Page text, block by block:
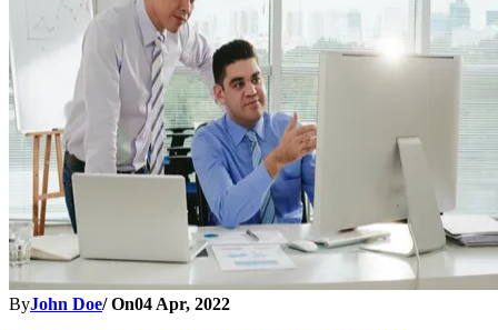
ByJohn Doe/ On04 Apr, 2022